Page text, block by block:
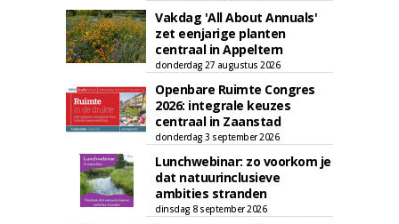
Vakdag 'All About Annuals'
zet eenjarige planten
centraal in Appeltern
donderdag 27 augustus 2026
Openbare Ruimte Congres
2026: integrale keuzes
centraal in Zaanstad
donderdag 3 september 2026
Lunchwebinar: zo voorkom je
dat natuurinclusieve
ambities stranden
dinsdag 8 september 2026